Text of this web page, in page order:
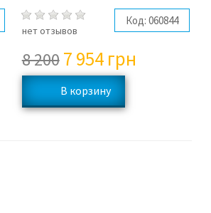
нет отзывов
Код: 060844
8 2007 954 грн